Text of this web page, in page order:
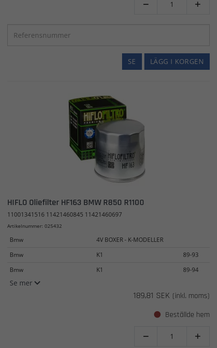
 
LÄGG I KORGEN
SE
HIFLO Oliefilter HF163 BMW R850 R1100
11001341516 11421460845 11421460697
Artikelnummer: 025432
Bmw
4V BOXER - K-MODELLER
Bmw
K1
89-93
Bmw
K1 89-94
Se mer
189,81 SEK (inkl. moms)
Beställde hem
 